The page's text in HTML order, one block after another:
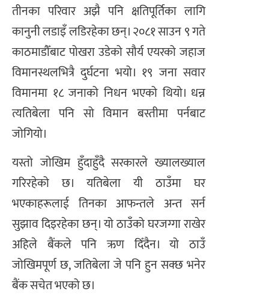
तीनका परिवार अझै पनि क्षतिपूर्तिका लागि
कानुनी लडाइँ लडिरहेका छन्। २०८१ साउन ९ गते
काठमाडौँबाट पोखरा उडेको सौर्य एयरको जहाज
विमानस्थलभित्रै दुर्घटना भयो। १९ जना सवार
विमानमा १८ जनाको निधन भएको थियो। धन्न
त्यतिबेला पनि सो विमान बस्तीमा पर्नबाट
जोगियो।
यस्तो जोखिम हुँदाहुँदै सरकारले ख्यालख्याल
गरिरहेको छ। यतिबेला यी ठाउँमा घर
भएकाहरूलाई तिनका आफन्तले अन्त सर्न
सुझाव दिइरहेका छन्। यो ठाउँको घरजग्गा राखेर
अहिले बैंकले पनि ऋण दिँदैन। यो ठाउँ
जोखिमपूर्ण छ, जतिबेला जे पनि हुन सक्छ भनेर
बैंक सचेत भएको छ।